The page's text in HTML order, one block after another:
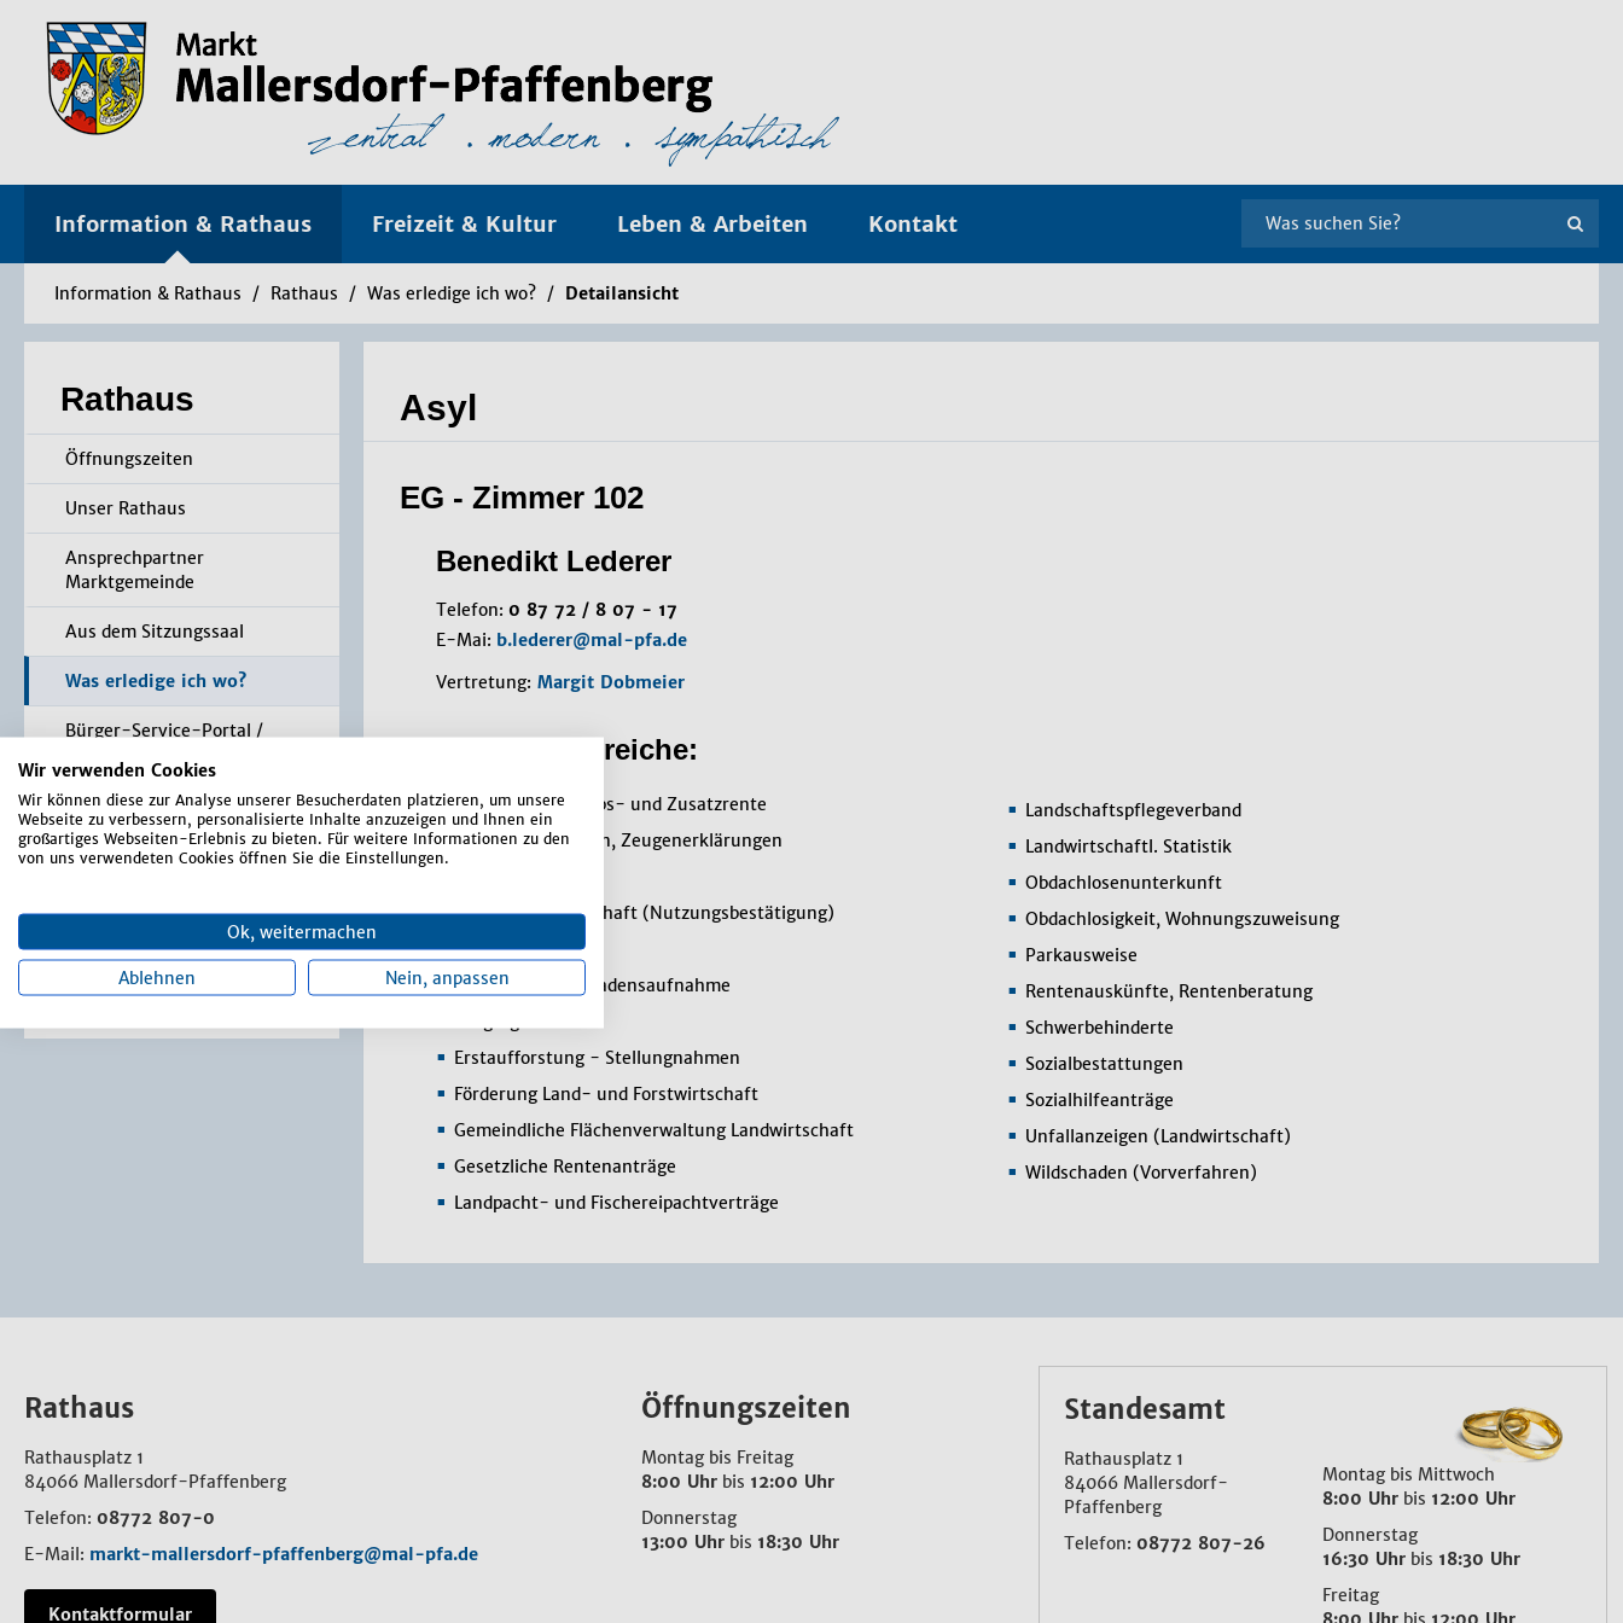
Wir verwenden Cookies
Wir können diese zur Analyse unserer Besucherdaten platzieren, um unsere
Webseite zu verbessern, personalisierte Inhalte anzuzeigen und Ihnen ein
großartiges Webseiten-Erlebnis zu bieten. Für weitere Informationen zu den
von uns verwendeten Cookies öffnen Sie die Einstellungen.
Ok, weitermachen
Ablehnen Nein, anpassen
Information & Rathaus Freizeit & Kultur Leben & Arbeiten Kontakt
Information & Rathaus / Rathaus / Was erledige ich wo? / Detailansicht
Asyl
EG - Zimmer 102
Benedikt Lederer
Telefon: 0 87 72 / 8 07 - 17
E-Mai: b.lederer@mal-pfa.de
Vertretung: Margit Dobmeier
Aufgabenbereiche:
Altersgeld, Betriebs- und Zusatzrente
Amtshilfeersuchen, Zeugenerklärungen
Berufsgenossenschaft (Nutzungsbestätigung)
Betreuungen
Biberschäden Schadensaufnahme
Erstaufforstung - Stellungnahmen
Förderung Land- und Forstwirtschaft
Gemeindliche Flächenverwaltung Landwirtschaft
Gesetzliche Rentenanträge
Landpacht- und Fischereipachtverträge
Landschaftspflegeverband
Landwirtschaftl. Statistik
Obdachlosenunterkunft
Obdachlosigkeit, Wohnungszuweisung
Parkausweise
Rentenauskünfte, Rentenberatung
Schwerbehinderte
Sozialbestattungen
Sozialhilfeanträge
Unfallanzeigen (Landwirtschaft)
Wildschaden (Vorverfahren)
Rathaus
Öffnungszeiten
Unser Rathaus
Ansprechpartner
Marktgemeinde
Aus dem Sitzungssaal
Was erledige ich wo?
Bürger-Service-Portal /
Formulare
Satzungen, Verordnungen,
Terminal / App
Rathaus
Rathausplatz 1
84066 Mallersdorf-Pfaffenberg
Telefon: 08772 807-0
E-Mail: markt-mallersdorf-pfaffenberg@mal-pfa.de
Kontaktformular
Öffnungszeiten
Montag bis Freitag
8:00 Uhrbis 12:00 Uhr
Donnerstag
13:00 Uhrbis 18:30 Uhr
Standesamt
Rathausplatz 1
84066 Mallersdorf-
Pfaffenberg
Telefon:08772 807-26
Montag bis Mittwoch
8:00 Uhr bis 12:00 Uhr
Donnerstag
16:30 Uhr bis 18:30 Uhr
Freitag